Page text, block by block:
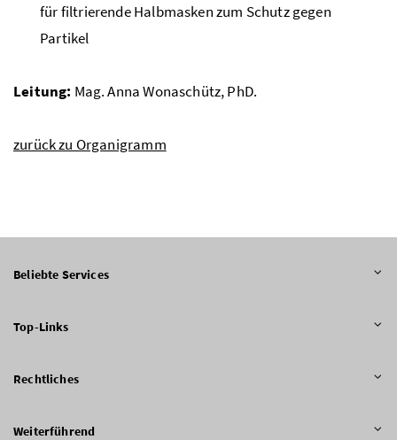
für filtrierende Halbmasken zum Schutz gegen
Partikel
Leitung: Mag. Anna Wonaschütz, PhD.
zurück zu Organigramm
Beliebte Services
Top-Links
Rechtliches
Weiterführend